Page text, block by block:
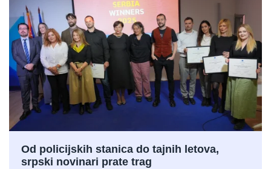
Od policijskih stanica do tajnih letova,
srpski novinari prate trag